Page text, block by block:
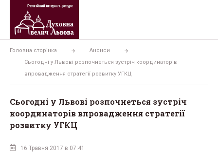
Перейти
вмісту
Головна сторінка
Анонси
Cьогодні у Львові розпочнеться зустріч координаторів
впровадження стратегії розвитку УГКЦ
Cьогодні у Львові розпочнеться зустріч
координаторів впровадження стратегії
розвитку УГКЦ
16 Травня 2017 в 07:41